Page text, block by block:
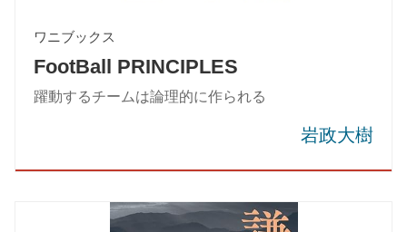
ワニブックス
FootBall PRINCIPLES
躍動するチームは論理的に作られる
岩政大樹